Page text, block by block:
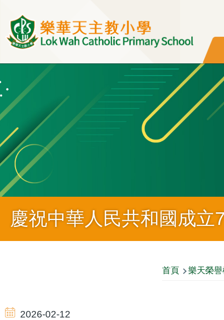
慶祝中華人民共和國成
航
首頁 樂天榮譽
2026-02-12